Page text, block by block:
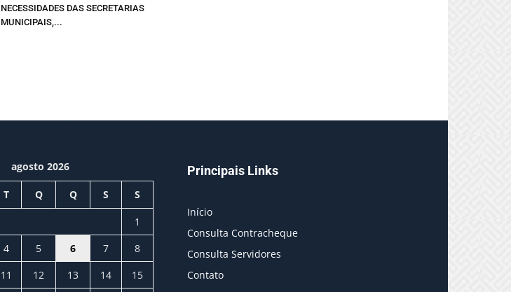
NECESSIDADES DAS SECRETARIAS
MUNICIPAIS,...
agosto 2026
T Q Q S S
1
4 5 6 7
8
11 12 13 14 15
Principais Links
Início
Consulta Contracheque
Consulta Servidores
Contato